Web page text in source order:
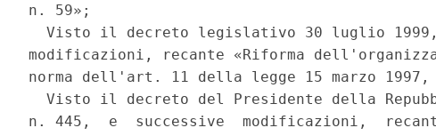
n. 59»;
Visto il decreto legislativo 30 luglio
modificazioni, recante «Riforma
norma dell'art. 11 della legge 15 marzo
Visto il decreto del Presidente della
n. 445,  e  successive  modificazioni,